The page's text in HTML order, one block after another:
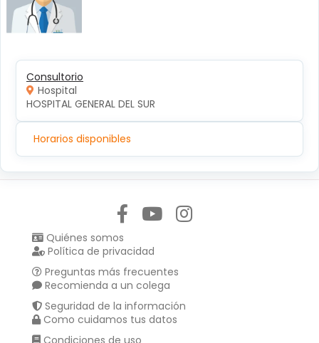
Consultorio
Hospital
HOSPITAL GENERAL DEL SUR
Horarios disponibles
Quiénes somos
Política de privacidad
Preguntas más frecuentes
Recomienda a un colega
Seguridad de la información
Como cuidamos tus datos
Condiciones de uso